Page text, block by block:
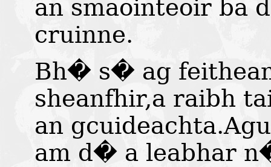
an smaointeoir ba
cruinne.
Bh� s� ag
sheanfhir,a raibh
an
am d� a leabhar